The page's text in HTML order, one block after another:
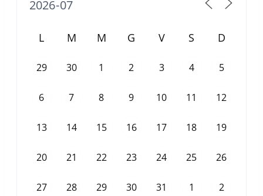
L M M G V S D
29 30 1 2 3 4 5
6 7 8 9 10 11 12
13 14 15 16 17 18 19
20 21 22 23 24 25 26
27 28 29 30 31 1 2